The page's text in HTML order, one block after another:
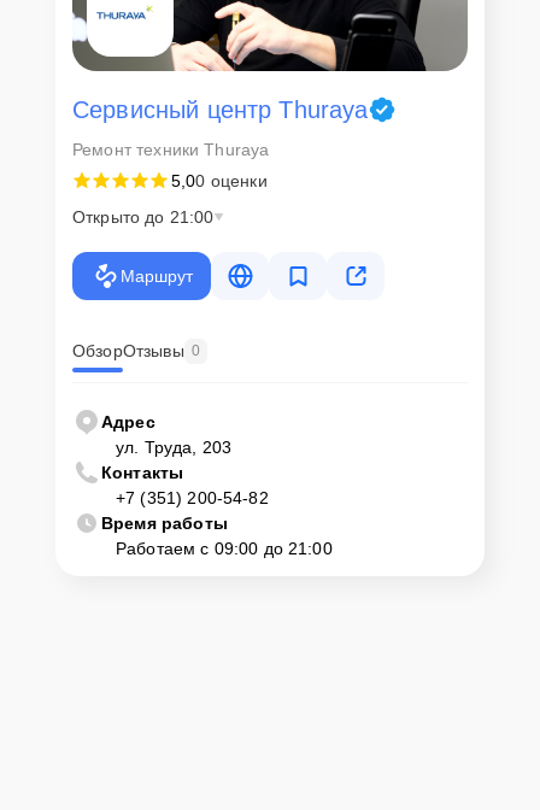
Сервисный центр Thuraya
Ремонт техники Thuraya
5,00 оценки
Открыто до 21:00
Маршрут
ОбзорОтзывы 0
Адрес
ул. Труда, 203
Контакты
+7 (351) 200-54-82
Время работы
Работаем с 09:00 до 21:00